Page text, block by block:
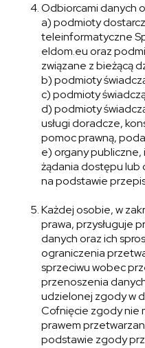
Odbiorcami danych
a) podmioty
teleinformatyczne
eldom.eu oraz
związane z bieżącą
b) podmioty
c) podmioty
d) podmioty
usługi doradcze,
pomoc prawną,
e) organy
żądania dostępu lub
na podstawie
Każdej osobie, w
prawa, przysługuje
danych oraz ich
ograniczenia
sprzeciwu wobec
przenoszenia
udzielonej zgody w
Cofnięcie zgody nie
prawem
podstawie zgody